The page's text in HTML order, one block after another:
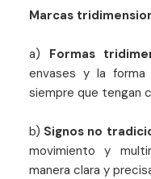
Marcas
a) Formas
envases y la
siempre que tengan
b) Signos no
movimiento y
manera clara y